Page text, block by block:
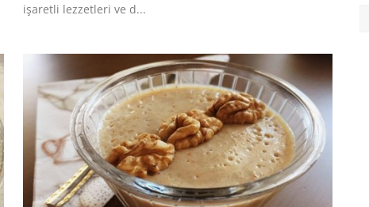
işaretli lezzetleri ve d...